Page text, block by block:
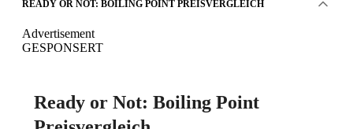
READY OR NOT: BOILING POINT PREISVERGLEICH
Advertisement
GESPONSERT
Ready or Not: Boiling Point